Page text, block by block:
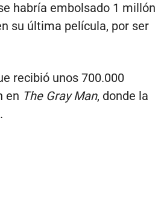
habría embolsado 1 millón
su última película, por ser
recibió unos 700.000
en The Gray Man, donde la